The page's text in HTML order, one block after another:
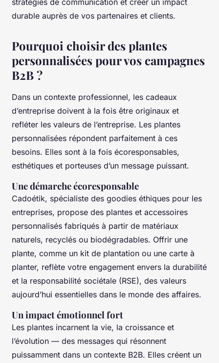
stratégies de communication et créer un impact
durable auprès de vos partenaires et clients.
Pourquoi choisir des plantes
personnalisées pour vos campagnes
B2B ?
Dans un contexte professionnel, les cadeaux
d’entreprise doivent à la fois être originaux et
refléter les valeurs de l’entreprise. Les plantes
personnalisées répondent parfaitement à ces
besoins. Elles sont à la fois écoresponsables,
esthétiques et porteuses d’un message puissant.
Une démarche écoresponsable
Cadoétik, spécialiste des goodies éthiques pour les
entreprises, propose des plantes et accessoires
personnalisés fabriqués à partir de matériaux
naturels, recyclés ou biodégradables. Offrir une
plante, comme un kit de plantation ou une carte à
planter, reflète votre engagement envers la durabilité
et la responsabilité sociétale (RSE), des valeurs
aujourd’hui essentielles dans le monde des affaires.
Un impact émotionnel fort
Les plantes incarnent la vie, la croissance et
l’évolution — des messages qui résonnent
puissamment dans un contexte B2B. Elles créent un